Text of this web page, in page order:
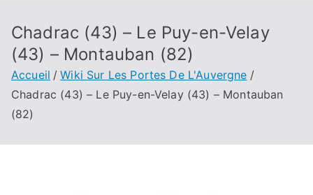
Chadrac (43) – Le Puy-en-Velay
(43) – Montauban (82)
Accueil
Wiki Sur Les Portes De L'Auvergne
Chadrac (43) – Le Puy-en-Velay (43) – Montauban
(82)